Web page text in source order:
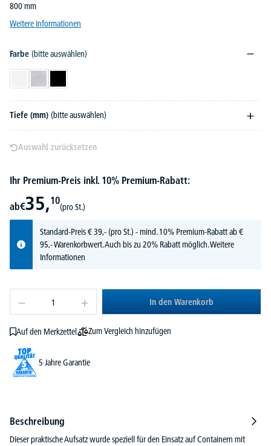
800 mm
Weitere Informationen
Farbe (bitte auswählen)
Weiß AlusilberSchwarz
Tiefe (mm) (bitte auswählen)
Auswahl zurücksetzen
Ihr Premium-Preis inkl. 10% Premium-Rabatt:
ab€35,10
(pro St.)
Standard-Preis€39,-(pro St.) - mind. 10% Premium-Rabatt ab €
95,- Warenkorbwert. Auch bis zu 20% Rabatt möglich.Weitere
Informationen
In den Warenkorb
Auf den Merkzettel Zum Vergleich hinzufügen
5 Jahre Garantie
Beschreibung
Dieser praktische Aufsatz wurde speziell für den Einsatz auf Containern mit